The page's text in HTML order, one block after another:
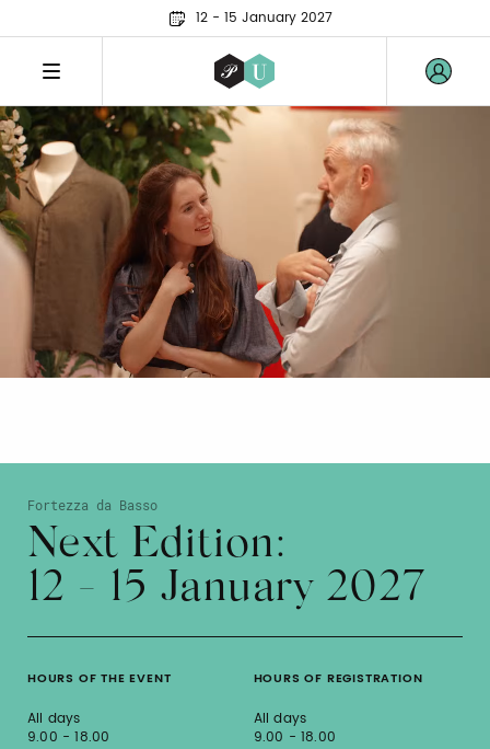
12 - 15 January 2027
Fortezza da Basso
Next Edition:
12 - 15 January 2027
HOURS OF THE EVENT
All days
9.00 - 18.00
HOURS OF REGISTRATION
All days
9.00 - 18.00